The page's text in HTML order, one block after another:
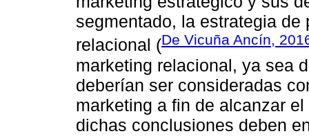
segmentado, la estrategia
relacional (De Vicuña Ancín,
marketing relacional, ya sea
deberían ser consideradas
marketing a fin de alcanzar
dichas conclusiones deben